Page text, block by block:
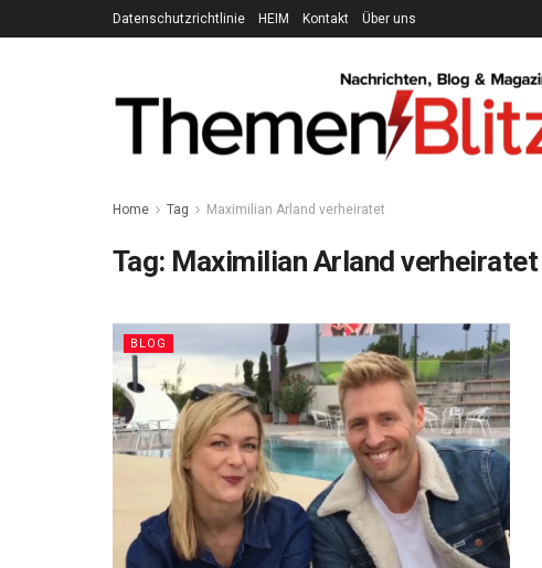
Datenschutzrichtlinie HEIM Kontakt Über uns
Home Tag Maximilian Arland verheiratet
Tag: Maximilian Arland verheiratet
BLOG